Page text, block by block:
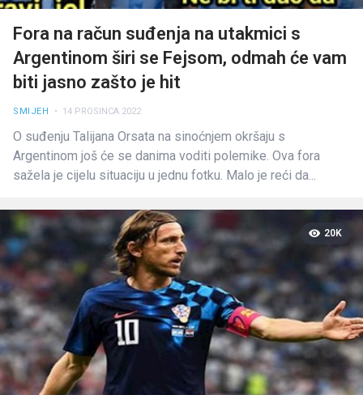
Fora na račun suđenja na utakmici s
Argentinom širi se Fejsom, odmah će vam
biti jasno zašto je hit
SMIJEH • 14 PROSINCA 2022
O suđenju Talijana Orsata na sinoćnjem okršaju s
Argentinom još će se danima voditi polemike. Ova fora
sažela je cijelu situaciju u jednu fotku. Malo je reći da...
20K